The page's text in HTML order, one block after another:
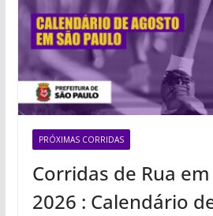
PRÓXIMAS CORRIDAS
Corridas de Rua
2026 : Calendário